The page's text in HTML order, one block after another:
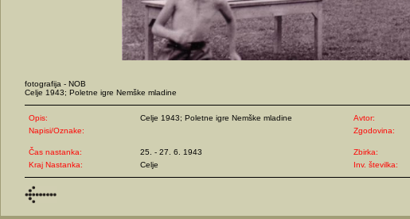
fotografija - NOB
Celje 1943; Poletne igre Nemške mladine
Opis: Celje 1943; Poletne igre Nemške mladine Avtor:
Napisi/Oznake:
Zgodovina:
Čas nastanka:
25. - 27. 6. 1943 Zbirka:
Kraj Nastanka:
Celje Inv. številka: